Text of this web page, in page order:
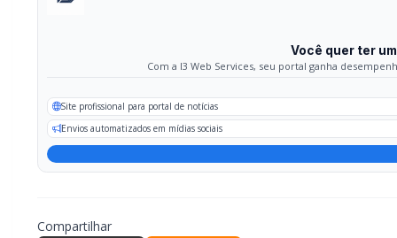
Você quer ter
Com a I3 Web Services, seu portal ganha
Site profissional para portal de notícias
Envios automatizados em mídias sociais
Compartilhar